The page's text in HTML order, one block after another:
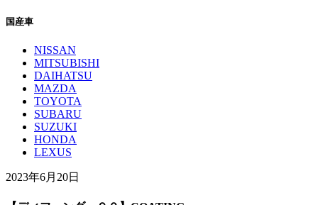
国産車
NISSAN
MITSUBISHI
DAIHATSU
MAZDA
TOYOTA
SUBARU
SUZUKI
HONDA
LEXUS
2023年6月20日